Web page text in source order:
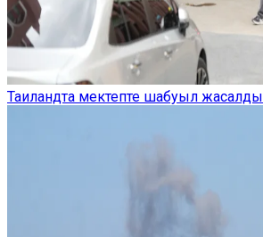
Таиландта мектепте шабуыл жасалды